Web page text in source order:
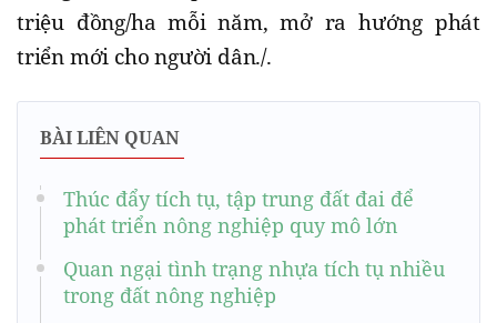
triệu đồng/ha mỗi năm, mở ra hướng phát
triển mới cho người dân./.
BÀI LIÊN QUAN
Thúc đẩy tích tụ, tập trung đất đai để
phát triển nông nghiệp quy mô lớn
Quan ngại tình trạng nhựa tích tụ nhiều
trong đất nông nghiệp